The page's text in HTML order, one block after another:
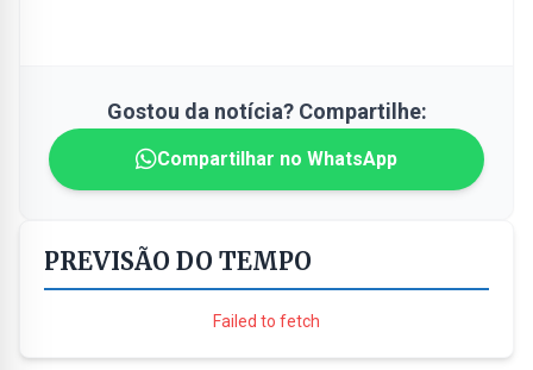
Gostou da notícia? Compartilhe:
Compartilhar no WhatsApp
PREVISÃO DO TEMPO
Failed to fetch